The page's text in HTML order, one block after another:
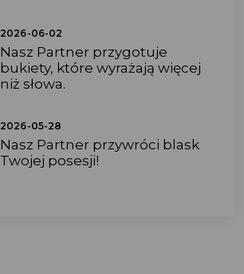
2026-06-02
Nasz Partner przygotuje
bukiety, które wyrażają więcej
niż słowa.
2026-05-28
Nasz Partner przywróci blask
Twojej posesji!